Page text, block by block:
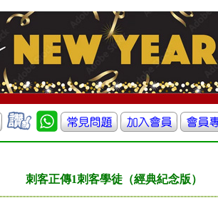
刺客正傳1刺客學徒（經典紀念版）